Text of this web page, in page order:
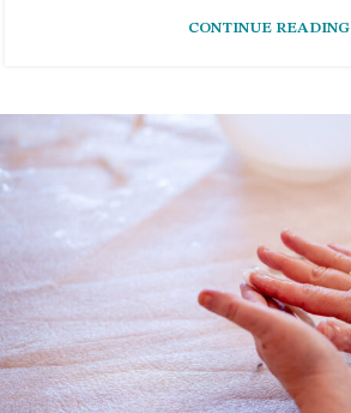
CONTINUE READING